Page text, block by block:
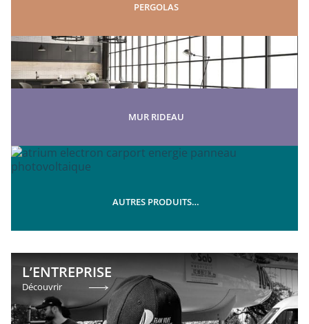
PERGOLAS
MUR RIDEAU
AUTRES PRODUITS…
L’ENTREPRISE
Découvrir